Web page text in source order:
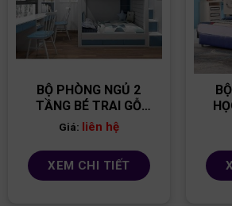
BỘ PHÒNG NGỦ 2
TẦNG BÉ TRAI GỖ
MDF PNBT07
Giá: liên hệ
XEM CHI TIẾT